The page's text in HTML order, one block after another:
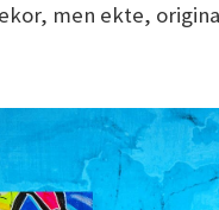
men ekte,